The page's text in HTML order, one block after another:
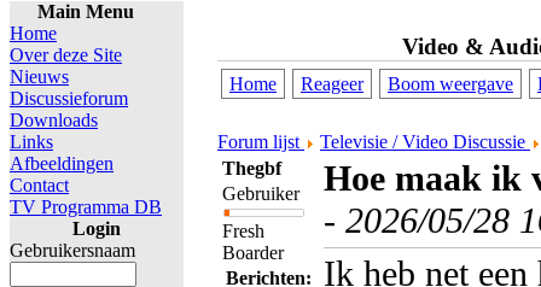
Main Menu
Home
Over deze Site
Nieuws
Discussieforum
Downloads
Links
Afbeeldingen
Contact
TV Programma DB
Login
Gebruikersnaam
Video &
Home Reageer Boom weergave
Forum lijst
Televisie / Video Discussie
Thegbf
Gebruiker
Fresh
Boarder
Berichten:
Hoe maak ik
- 2026/05/28
Ik heb net een